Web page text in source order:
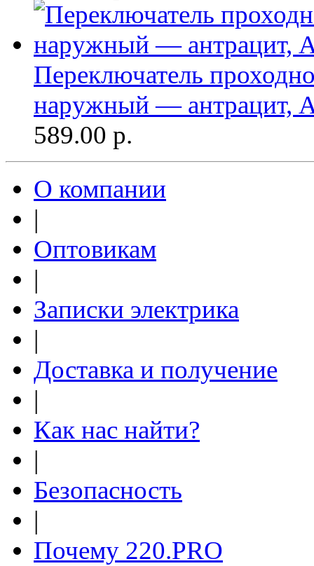
Переключатель
наружный — антрацит,
589.00 р.
О компании
|
Оптовикам
|
Записки электрика
|
Доставка и получение
|
Как нас найти?
|
Безопасность
|
Почему 220.PRO